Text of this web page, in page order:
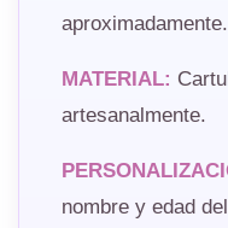
aproximadamente.
MATERIAL:
artesanalmente.
nombre y edad